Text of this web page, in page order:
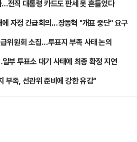
전직 대통령 카드도 판세 못 흔들었다
자정 긴급회의…장동혁 "개표 중단" 요구
위원회 소집…투표지 부족 사태 논의
부 투표소 대기 사태에 최종 확정 지연
부족, 선관위 준비에 강한 유감"